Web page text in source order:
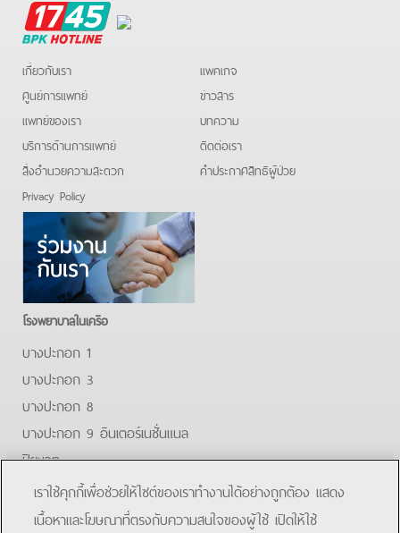
BPK
Hotline
เกี่ยวกับเรา
ศูนย์การแพทย์
แพทย์ของเรา
บริการด้านการแพทย์
สิ่งอำนวยความสะดวก
Privacy Policy
แพคเกจ
ข่าวสาร
บทความ
ติดต่อเรา
คําประกาศสิทธิผู้ป่วย
โรงพยาบาลในเครือ
บางปะกอก 1
บางปะกอก 3
บางปะกอก 8
บางปะกอก 9 อินเตอร์เนชั่นแนล
ปิยะเวท
บางปะกอก-รังสิต 2
บางปะกอกสมุทรปราการ
เราใช้คุกกี้เพื่อช่วยให้ไซต์ของเราทำงานได้อย่างถูกต้อง แสดง
เนื้อหาและโฆษณาที่ตรงกับความสนใจของผู้ใช้ เปิดให้ใช้